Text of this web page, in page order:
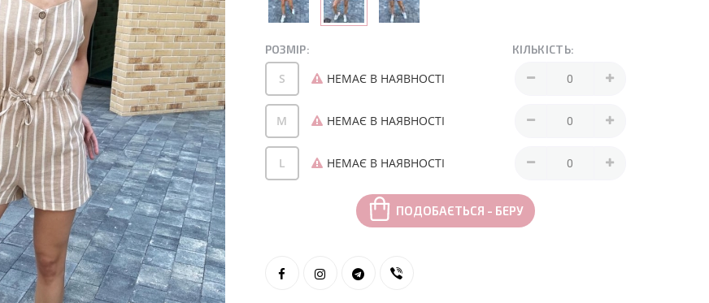
РОЗМІР: КІЛЬКІСТЬ:
S НЕМАЄ В НАЯВНОСТІ
M НЕМАЄ В НАЯВНОСТІ
L НЕМАЄ В НАЯВНОСТІ
ПОДОБАЄТЬСЯ - БЕРУ